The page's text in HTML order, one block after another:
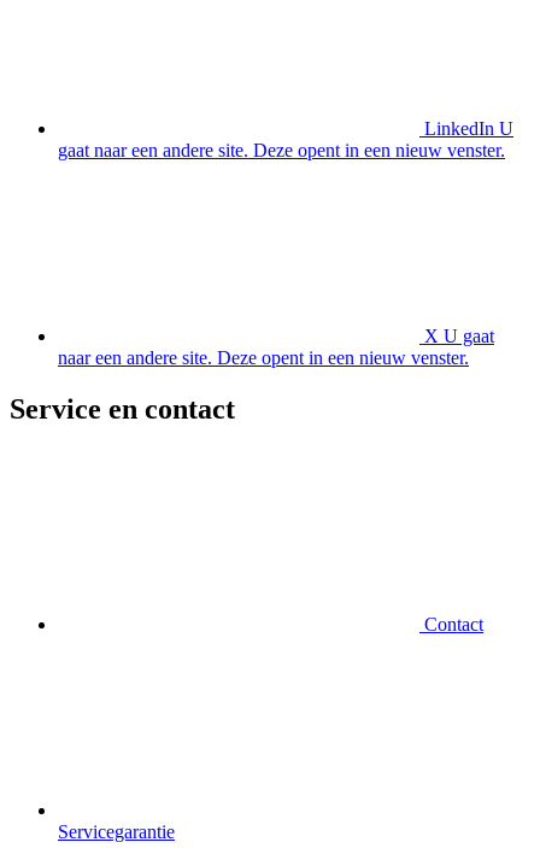
LinkedIn U
gaat naar een andere site. Deze opent in een nieuw venster.
X U gaat
naar een andere site. Deze opent in een nieuw venster.
Service en contact
Contact
Servicegarantie